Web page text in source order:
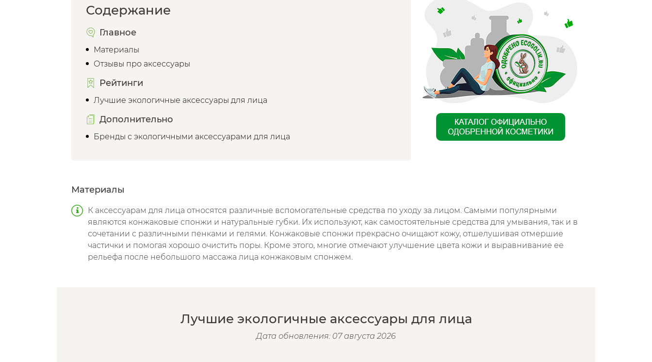
Содержание
Главное
Материалы
Отзывы про аксессуары
Рейтинги
Лучшие экологичные аксессуары для лица
Дополнительно
Бренды с экологичными аксессуарами для лица
Материалы
К аксессуарам для лица относятся различные вспомогательные средства по уходу за лицом. Самыми популярными
являются конжаковые спонжи и натуральные губки. Их используют, как самостоятельные средства для умывания, так и в
сочетании с различными пенками и гелями. Конжаковые спонжи прекрасно очищают кожу, отшелушивая отмершие
частички и помогая хорошо очистить поры. Кроме этого, многие отмечают улучшение цвета кожи и выравнивание ее
рельефа после небольшого массажа лица конжаковым спонжем.
Лучшие экологичные аксессуары для лица
Дата обновления: 07 августа 2026